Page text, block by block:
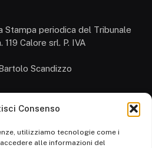
Consenso
utilizziamo tecnologie come i
alle informazioni del
periodica del Tribunale
Calore srl. P. IVA
Scandizzo